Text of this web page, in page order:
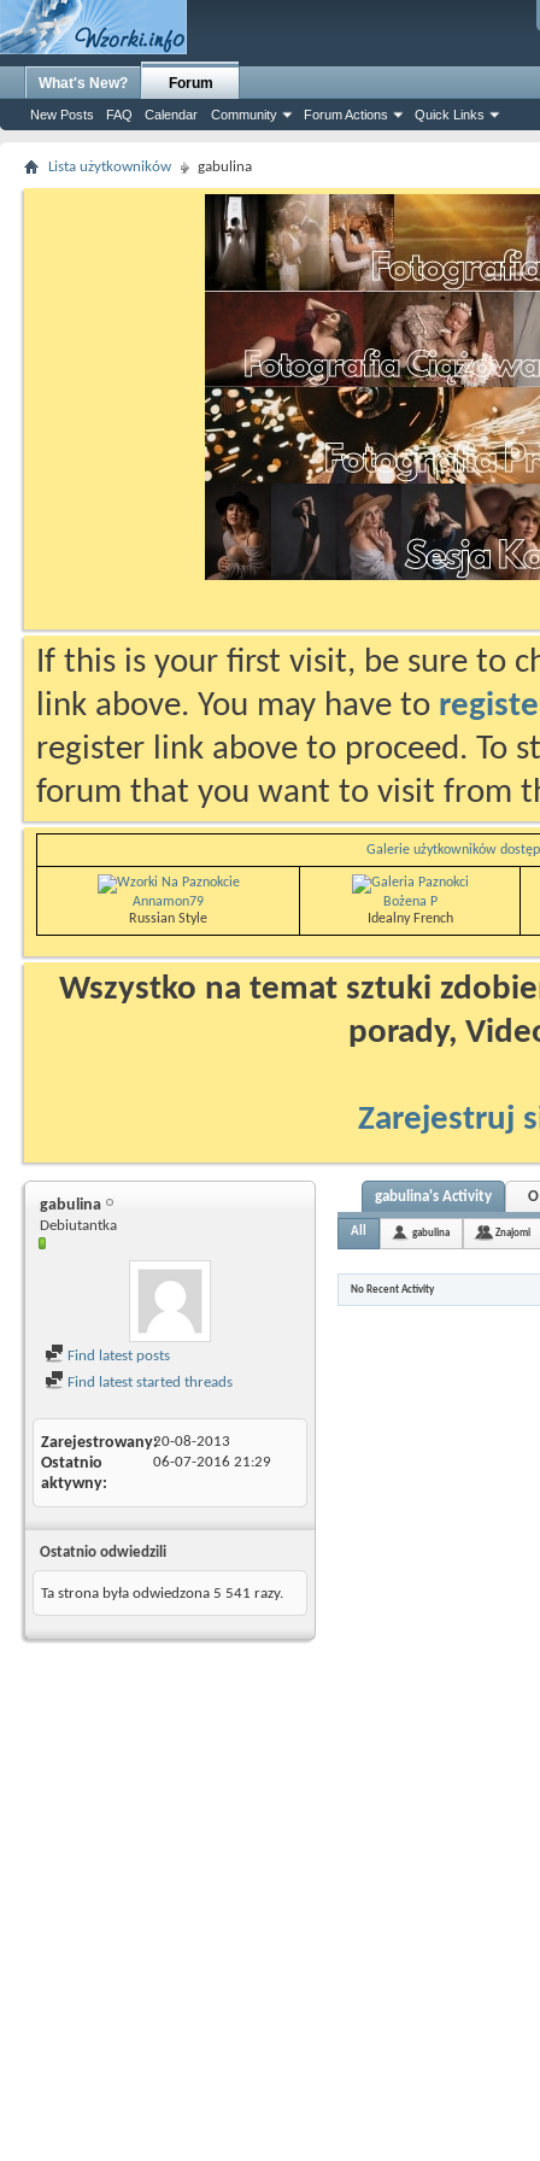
What's New? Forum
New Posts FAQ Calendar Community Forum Actions Quick Links
Lista użytkowników gabulina
If this is your first visit, be sure to
link above. You may have to
register link above to proceed. To
forum that you want to visit from
Galerie użytkowników
Annamon79
Russian Style
Bożena P
Idealny French
Wszystko na temat sztuki
porady,
Zarejestruj
gabulina
Debiutantka
Find latest posts
Find latest started threads
Zarejestrowany20-08-2013
Ostatnio
aktywny
06-07-2016 21:29
Ostatnio odwiedzili
Ta strona była odwiedzona 5 541 razy.
gabulina's Activity
All gabulina Znajomi
No Recent Activity